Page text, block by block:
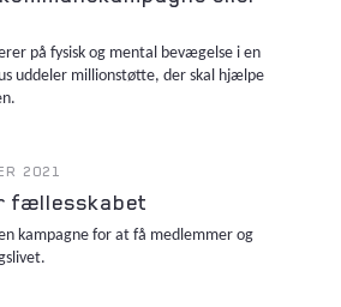
på fysisk og mental bevægelse i en
uddeler millionstøtte, der skal hjælpe
2021
fællesskabet
kampagne for at få medlemmer og